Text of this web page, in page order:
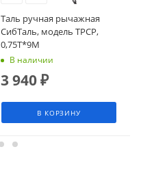
Таль ручная рычажная
СибТаль, модель ТРСР,
0,75Т*9М
В наличии
3 940₽
В КОРЗИНУ